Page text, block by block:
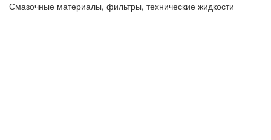
Смазочные материалы, фильтры, технические жидкости